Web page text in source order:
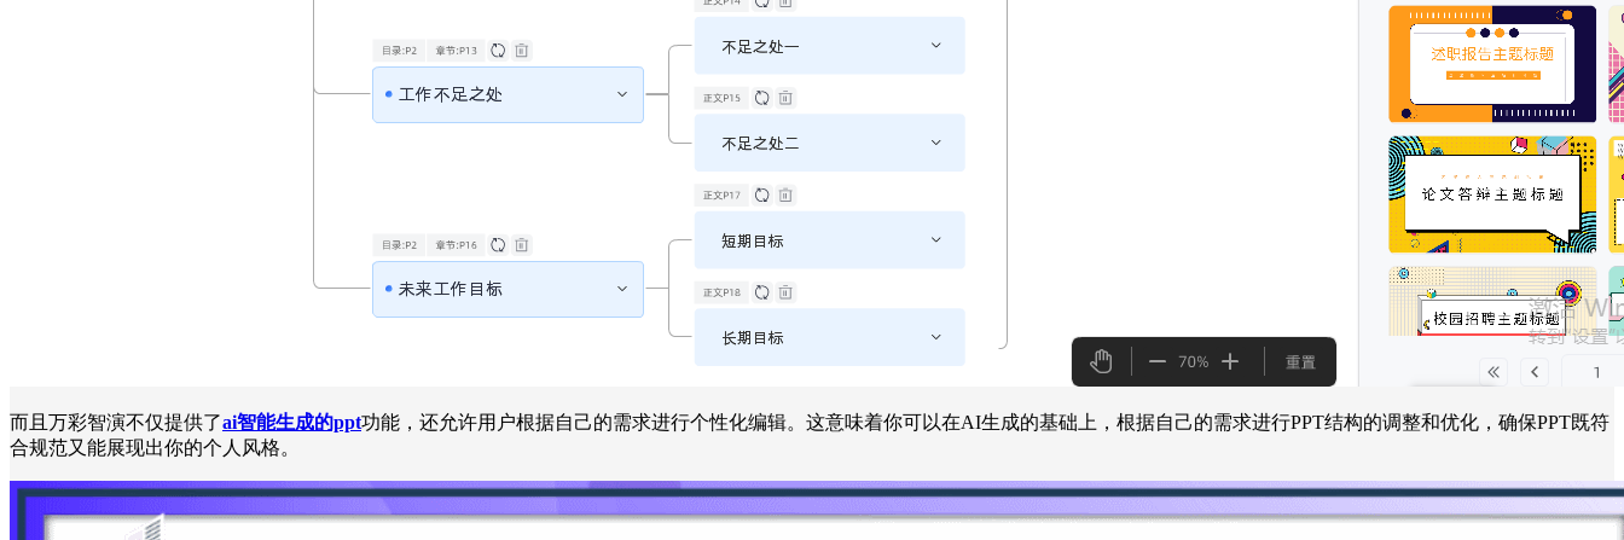
而且万彩智演不仅提供了ai智能生成的ppt功能，还允许用户根据自己的需求进行个性化编辑。这意味着你可以在AI生成的基础上，根据自己的需求进行PPT结构的调整和优化，确保PPT既符
合规范又能展现出你的个人风格。